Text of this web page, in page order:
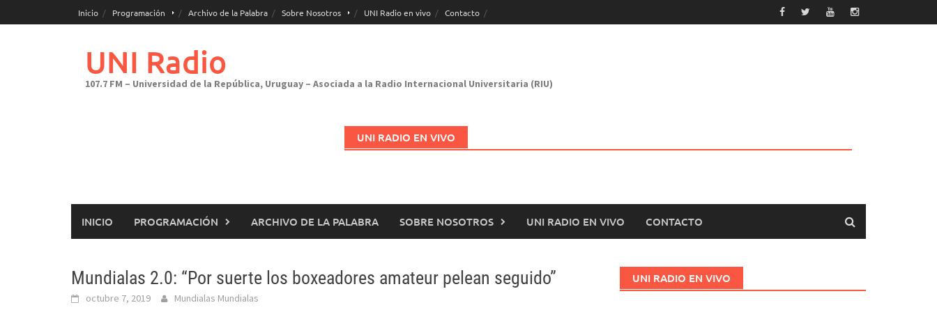
al
Inicio Programación Archivo de la Palabra Sobre Nosotros UNI Radio en vivo Contacto
UNI Radio
107.7 FM – Universidad de la República, Uruguay – Asociada a la Radio Internacional Universitaria (RIU)
UNI RADIO EN VIVO
INICIO PROGRAMACIÓN ARCHIVO DE LA PALABRA SOBRE NOSOTROS UNI RADIO EN VIVO CONTACTO
Mundialas 2.0: “Por suerte los boxeadores amateur pelean seguido”
octubre 7, 2019 Mundialas Mundialas
UNI RADIO EN VIVO